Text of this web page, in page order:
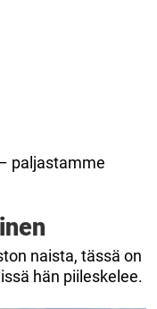
paljastamme
naista, tässä on
hän piileskelee.